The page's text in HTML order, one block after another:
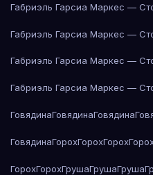
Габриэль Гарсиа Маркес —
Габриэль Гарсиа Маркес —
Габриэль Гарсиа Маркес —
Габриэль Гарсиа Маркес —
ГовядинаГовядинаГовядина
ГовядинаГорохГорохГорох
ГорохГорохГрушаГрушаГруша